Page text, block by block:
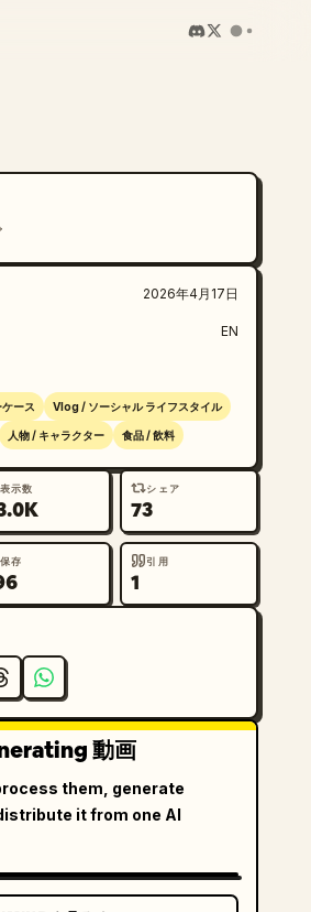
2026年4月17日
EN
ース Vlog / ソーシャル ライフスタイル
人物 / キャラクター 食品 / 飲料
表示数 シェア
73
保存 引用
1
動画
them, generate
it from one AI